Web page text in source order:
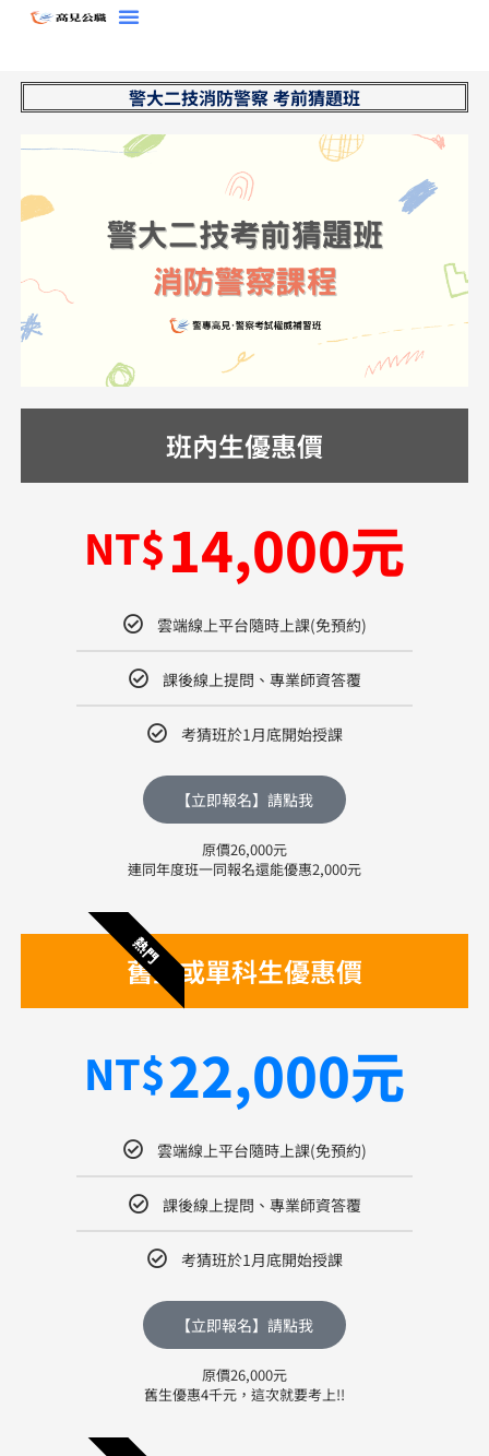
警大二技消防警察 考前猜題班
班內生優惠價
NT$14,000元
雲端線上平台隨時上課(免預約)
課後線上提問、專業師資答覆
考猜班於1月底開始授課
【立即報名】請點我
原價26,000元
連同年度班一同報名還能優惠2,000元
熱門
舊生或單科生優惠價
NT$22,000元
雲端線上平台隨時上課(免預約)
課後線上提問、專業師資答覆
考猜班於1月底開始授課
【立即報名】請點我
原價26,000元
舊生優惠4千元，這次就要考上!!